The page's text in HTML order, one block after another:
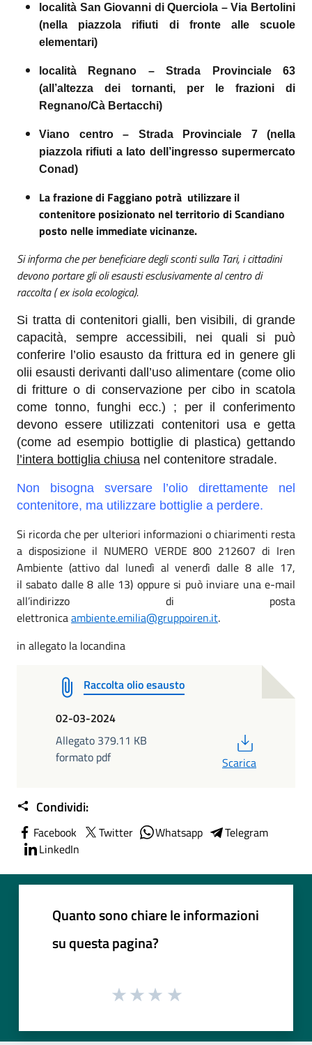
località San Giovanni di Querciola – Via Bertolini
(nella piazzola rifiuti di fronte alle scuole
elementari)
località Regnano – Strada Provinciale 63
(all’altezza dei tornanti, per le frazioni di
Regnano/Cà Bertacchi)
Viano centro – Strada Provinciale 7 (nella
piazzola rifiuti a lato dell’ingresso supermercato
Conad)
La frazione di Faggiano potrà utilizzare il
contenitore posizionato nel territorio di Scandiano
posto nelle immediate vicinanze.
Si informa che per beneficiare degli sconti sulla Tari, i cittadini
devono portare gli oli esausti esclusivamente al centro di
raccolta ( ex isola ecologica).
Si tratta di contenitori gialli, ben visibili, di grande
capacità, sempre accessibili, nei quali si può
conferire l’olio esausto da frittura ed in genere gli
olii esausti derivanti dall’uso alimentare (come olio
di fritture o di conservazione per cibo in scatola
come tonno, funghi ecc.) ; per il conferimento
devono essere utilizzati contenitori usa e getta
(come ad esempio bottiglie di plastica) gettando
l’intera bottiglia chiusa nel contenitore stradale.
Non bisogna sversare l’olio direttamente nel
contenitore, ma utilizzare bottiglie a perdere.
Si ricorda che per ulteriori informazioni o chiarimenti resta
a disposizione il NUMERO VERDE 800 212607 di Iren
Ambiente (attivo dal lunedì al venerdì dalle 8 alle 17,
il sabato dalle 8 alle 13) oppure si può inviare una e-mail
all’indirizzo di posta
elettronicaambiente.emilia@gruppoiren.it.
in allegato la locandina
Raccolta olio esausto
02-03-2024
Allegato 379.11 KB
formato pdf
Scarica
Condividi:
Facebook Twitter Whatsapp
Telegram
LinkedIn
Quanto sono chiare le informazioni
su questa pagina?